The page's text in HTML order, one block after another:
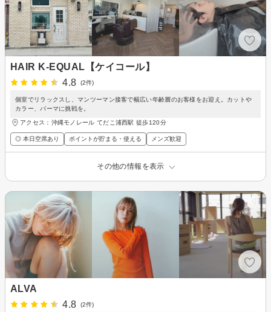
HAIR K-EQUAL【ケイコール】
4.8
(2件)
個室でリラックスし、マンツーマン接客で幅広い年齢層のお客様をお迎え。カットや
カラー、パーマに挑戦を。
アクセス：沖縄モノレール てだこ浦西駅 徒歩120分
◎ 本日空席あり ポイントが貯まる・使える メンズ歓迎
その他の情報を表示
ALVA
4.8
(2件)